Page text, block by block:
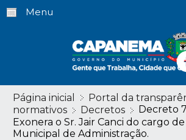
Menu
Página inicial Portal da
normativos
Decretos
Decreto
Exonera o Sr. Jair Canci do cargo
Municipal de Administração.